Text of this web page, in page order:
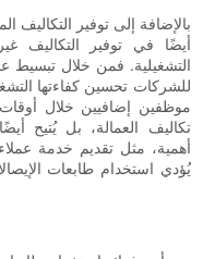
بالإضافة إلى توفير التكاليف
أيضًا في توفير التكاليف
التشغيلية. فمن خلال تبسيط
للشركات تحسين كفاءتها
موظفين إضافيين خلال
تكاليف العمالة، بل يُتيح
أهمية، مثل تقديم خدمة
يُؤدي استخدام طابعات